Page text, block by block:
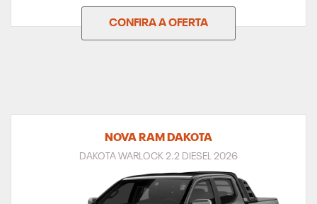
CONFIRA A OFERTA
NOVA RAM DAKOTA
DAKOTA WARLOCK 2.2 DIESEL 2026